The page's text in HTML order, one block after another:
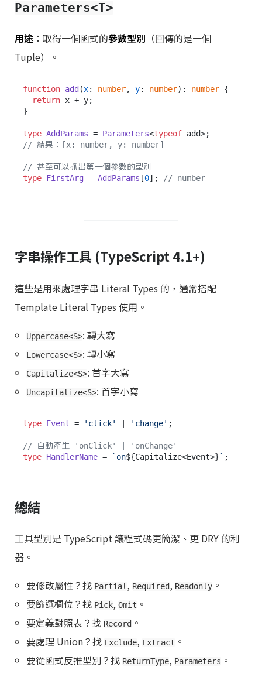
Parameters<T>
用途 ：取得一個函式的參數型別 （回傳的是一個
Tuple）。
function add (x: number, y: number): number {
return x + y;
}
type AddParams = Parameters<typeof
// 結果：[x: number, y: number]
// 甚至可以抓出第一個參數的型別
type FirstArg = AddParams [0]; // number
字串操作工具 (TypeScript 4.1+)
這些是用來處理字串 Literal Types 的，通常搭配
Template Literal Types 使用。
Uppercase<S>: 轉大寫
Lowercase<S>: 轉小寫
Capitalize<S>: 首字大寫
Uncapitalize<S>: 首字小寫
type Event = 'click' 'change' ;
// 自動產生 'onClick' | 'onChange'
type HandlerName = `on${Capitalize<Event>} `
總結
工具型別是 TypeScript 讓程式碼更簡潔、更 DRY 的利
器。
要修改屬性？找 Partial , Required, Readonly 。
要篩選欄位？找 Pick, Omit 。
要定義對照表？找 Record 。
要處理 Union？找 Exclude, Extract 。
要從函式反推型別？找 ReturnType, Parameters 。